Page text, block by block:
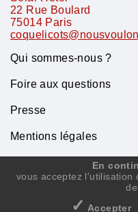
22 Rue Boulard
75014 Paris
Qui sommes-nous ?
Foire aux questions
Presse
Mentions légales
En
vous acceptez l'utilisation
✓ Accepter